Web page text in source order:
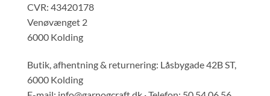
CVR: 43420178
Venøvænget 2
6000 Kolding
Butik, afhentning & returnering: Låsbygade 42B ST,
6000 Kolding